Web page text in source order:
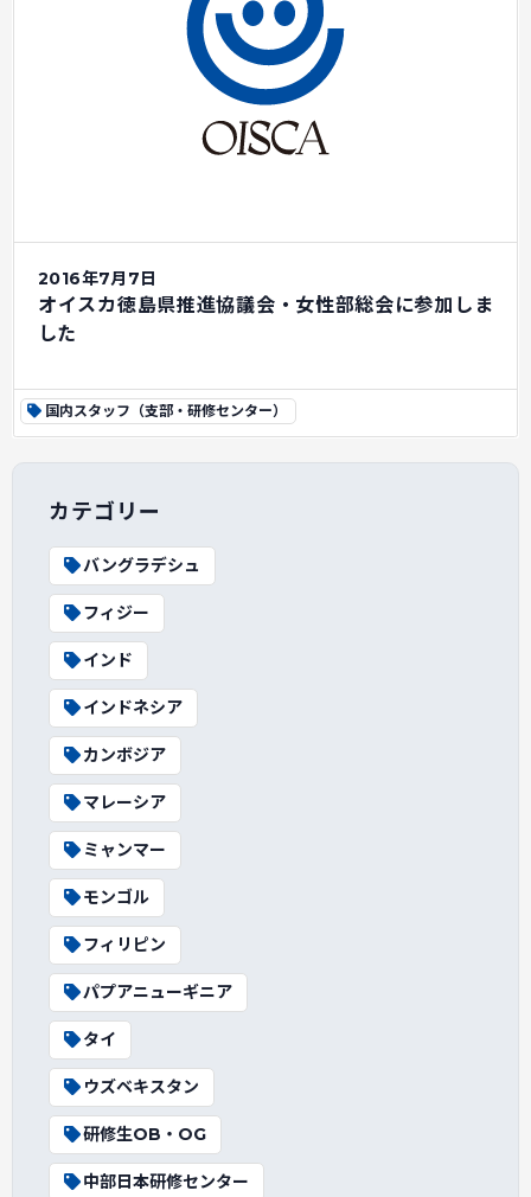
2016年7月7日
オイスカ徳島県推進協議会・女性部総会に参加しま
した
国内スタッフ（支部・研修センター）
カテゴリー
バングラデシュ
フィジー
インド
インドネシア
カンボジア
マレーシア
ミャンマー
モンゴル
フィリピン
パプアニューギニア
タイ
ウズベキスタン
研修生OB・OG
中部日本研修センター